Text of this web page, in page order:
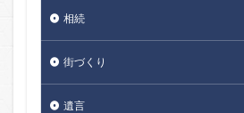
相続
街づくり
遺言